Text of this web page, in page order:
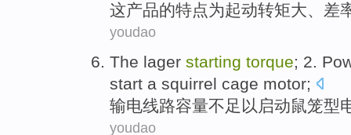
这产品的特点为起动转矩大、 差
youdao
The lager starting torque; 2.
start a squirrel cage motor;
输电线路容量不足以 启动鼠笼型
youdao